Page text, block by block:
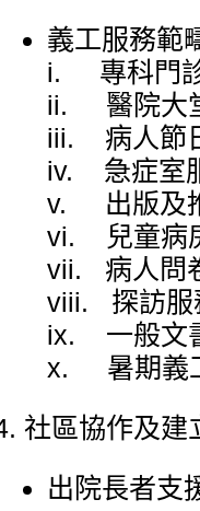
義工服務範
i. 專科門診
ii. 醫院大
iii. 病人節
iv. 急症室
v. 出版及
vi. 兒童病
vii. 病人問
viii. 探訪服
ix. 一般文
x. 暑期義
社區協作及建
出院長者支